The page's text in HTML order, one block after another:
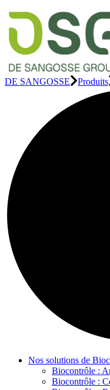
DE SANGOSSE Produits
Nos solutions de
Biocontrôle :
Biocontrôle :